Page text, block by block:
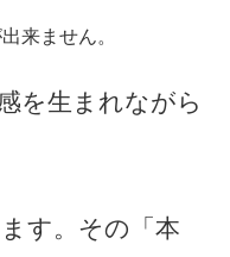
来ません。
を生まれながら
す。その「本